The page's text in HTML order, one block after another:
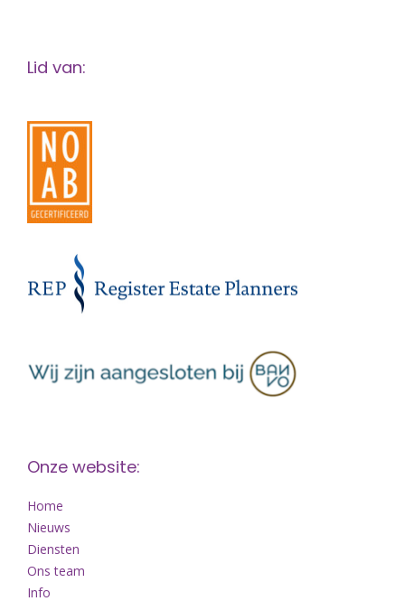
Lid van:
Onze website:
Home
Nieuws
Diensten
Ons team
Info